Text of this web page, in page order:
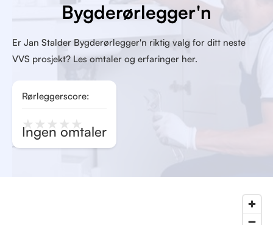
Rørleggerscore:
★ ★ ★ ★ ★
Ingen omtaler
Er Jan Stalder Bygderørlegger'n riktig valg for ditt neste
VVS prosjekt? Les omtaler og erfaringer her.
Bygderørlegger'n